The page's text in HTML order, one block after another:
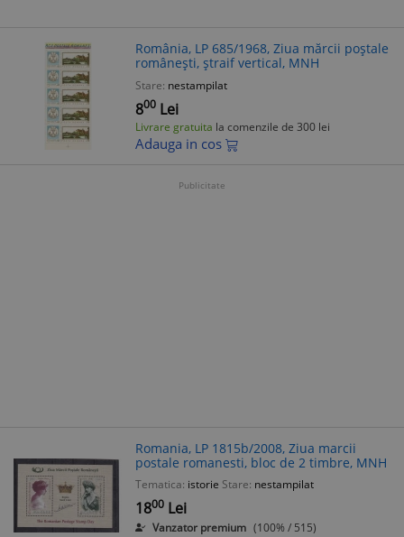
România, LP 685/1968, Ziua mărcii poștale
românești, ștraif vertical, MNH
Stare: nestampilat
800 Lei
Livrare gratuita la comenzile de 300 lei
Adauga in cos
Publicitate
Romania, LP 1815b/2008, Ziua marcii
postale romanesti, bloc de 2 timbre, MNH
Tematica: istorie Stare: nestampilat
1800 Lei
Vanzator premium (100% / 515)